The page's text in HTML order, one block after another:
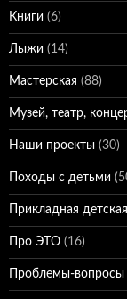
Книги (6)
Лыжи (14)
Мастерская (88)
Музей, театр,
Наши проекты (30)
Походы с детьми
Прикладная
Про ЭТО (16)
Проблемы-вопросы